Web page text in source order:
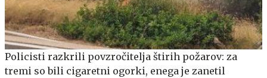
Policisti razkrili povzročitelja štirih požarov: za
tremi so bili cigaretni ogorki, enega je zanetil